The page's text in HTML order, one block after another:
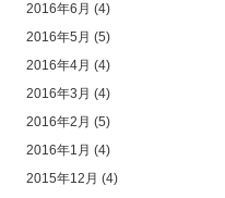
2016年6月 (4)
2016年5月 (5)
2016年4月 (4)
2016年3月 (4)
2016年2月 (5)
2016年1月 (4)
2015年12月 (4)